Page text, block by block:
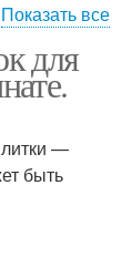
Показать все
для
—
быть